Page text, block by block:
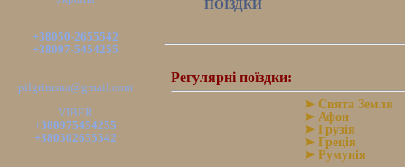
+38050-2655542
+38097-5454255
pilgrimsua@gmail.com
VIBER
+380975454255
+380502655542
ПОЇЗДКИ
Регулярні поїздки:
➤ Свята Земля
➤ Афон
➤ Грузія
➤ Греція
➤ Румунія